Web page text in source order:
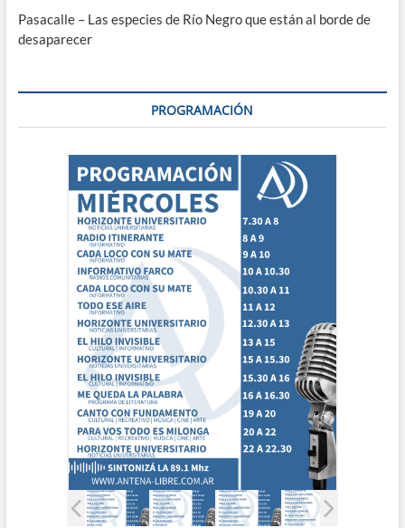
Pasacalle – Las especies de Río Negro que están al borde de
desaparecer
PROGRAMACIÓN